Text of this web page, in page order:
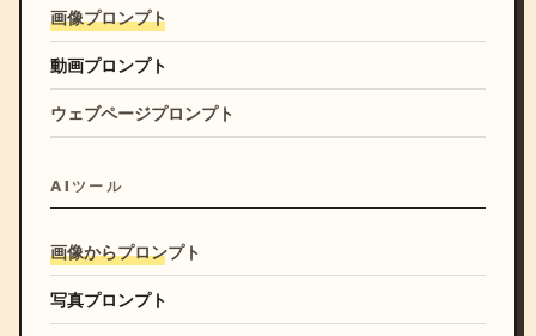
画像プロンプト
動画プロンプト
ウェブページプロンプト
AIツール
画像からプロンプト
写真プロンプト